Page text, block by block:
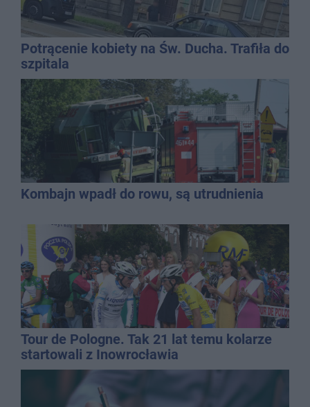
Potrącenie kobiety na Św. Ducha. Trafiła do
szpitala
Kombajn wpadł do rowu, są utrudnienia
Tour de Pologne. Tak 21 lat temu kolarze
startowali z Inowrocławia